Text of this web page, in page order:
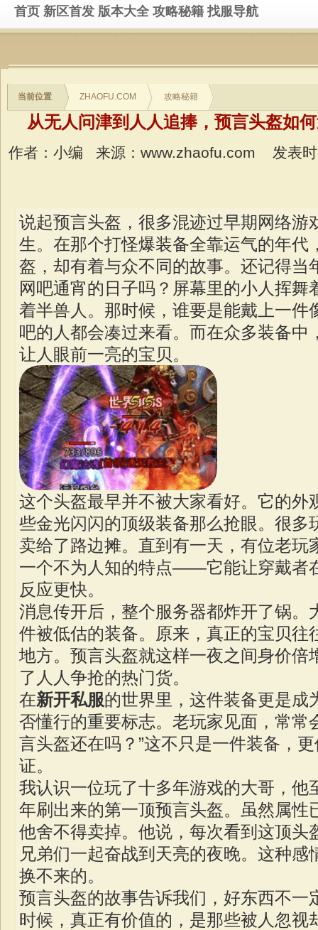
首页 新区首发 版本大全 攻略秘籍 找服导航
当前位置 ZHAOFU.COM 攻略秘籍
从无人问津到人人追捧，预言头盔如
作者：小编 来源：www.zhaofu.com 发表
说起预言头盔，很多混迹过早期网络游
生。在那个打怪爆装备全靠运气的年代
盔，却有着与众不同的故事。还记得当
网吧通宵的日子吗？屏幕里的小人挥舞
着半兽人。那时候，谁要是能戴上一件
吧的人都会凑过来看。而在众多装备中
让人眼前一亮的宝贝。
这个头盔最早并不被大家看好。它的外
些金光闪闪的顶级装备那么抢眼。很多
卖给了路边摊。直到有一天，有位老玩
一个不为人知的特点——它能让穿戴者
反应更快。
消息传开后，整个服务器都炸开了锅。
件被低估的装备。原来，真正的宝贝往
地方。预言头盔就这样一夜之间身价倍
了人人争抢的热门货。
在新开私服的世界里，这件装备更是成
否懂行的重要标志。老玩家见面，常常
言头盔还在吗？”这不只是一件装备，
证。
我认识一位玩了十多年游戏的大哥，他
年刷出来的第一顶预言头盔。虽然属性
他舍不得卖掉。他说，每次看到这顶头
兄弟们一起奋战到天亮的夜晚。这种感
换不来的。
预言头盔的故事告诉我们，好东西不一
时候，真正有价值的，是那些被人忽视